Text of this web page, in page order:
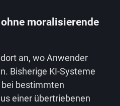
moralisierende
an, wo Anwender
Bisherige KI-Systeme
bestimmten
einer übertriebenen